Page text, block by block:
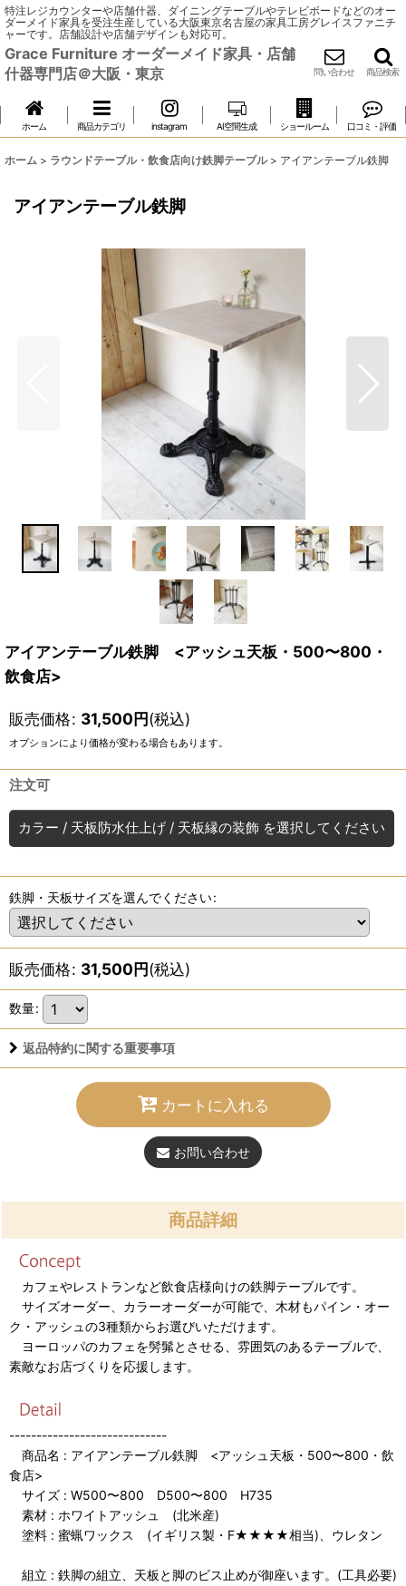
特注レジカウンターや店舗什器、ダイニングテーブルやテレビボードなどのオー
ダーメイド家具を受注生産している大阪東京名古屋の家具工房グレイスファニチ
ャーです。店舗設計や店舗デザインも対応可。
Grace Furniture オーダーメイド家具・店舗
什器専門店＠大阪・東京
問い合わせ 商品検索
ホーム 商品カテゴリ instagram AI空間生成 ショールーム 口コミ・評価
ホーム > ラウンドテーブル・飲食店向け鉄脚テーブル > アイアンテーブル鉄脚
アイアンテーブル鉄脚
アイアンテーブル鉄脚 <アッシュ天板・500〜800・
飲食店>
販売価格: 31,500円(税込)
オプションにより価格が変わる場合もあります。
注文可
カラー / 天板防水仕上げ / 天板縁の装飾 を選択してください
鉄脚・天板サイズを選んでください:
販売価格: 31,500円(税込)
数量:
返品特約に関する重要事項
カートに入れる
お問い合わせ
商品詳細
カフェやレストランなど飲食店様向けの鉄脚テーブルです。
サイズオーダー、カラーオーダーが可能で、木材もパイン・オー
ク・アッシュの3種類からお選びいただけます。
ヨーロッパのカフェを髣髴とさせる、雰囲気のあるテーブルで、
素敵なお店づくりを応援します。
-----------------------------
商品名 : アイアンテーブル鉄脚 <アッシュ天板・500〜800・飲
食店>
サイズ : W500〜800 D500〜800 H735
素材 : ホワイトアッシュ (北米産)
塗料 : 蜜蝋ワックス (イギリス製・F★★★★相当)、ウレタン
組立 : 鉄脚の組立、天板と脚のビス止めが御座います。(工具必要)